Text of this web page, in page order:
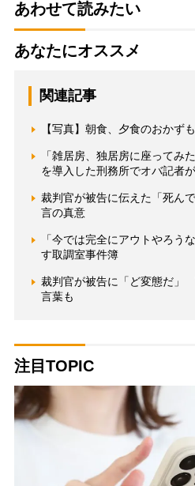
あわせて読みたい
あなたにオススメ
関連記事
【写真】朝食、夕食のおかず
「雑居房、独居房に座ってみ
を導入した刑務所でオバ記者
裁判官が被告に伝えた「死ん
言の真意
「今では完全にアウトやろう
す取調室事件簿
裁判官が被告に「ど変態だ」
言葉も
注目TOPIC